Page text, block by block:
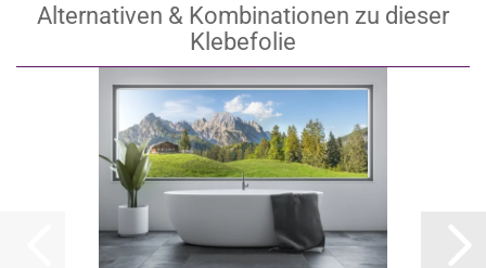
Alternativen & Kombinationen zu dieser
Klebefolie